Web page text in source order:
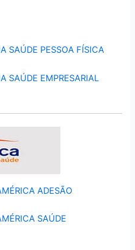
SAÚDE PESSOA FÍSICA
SAÚDE EMPRESARIAL
ADESÃO
SAÚDE